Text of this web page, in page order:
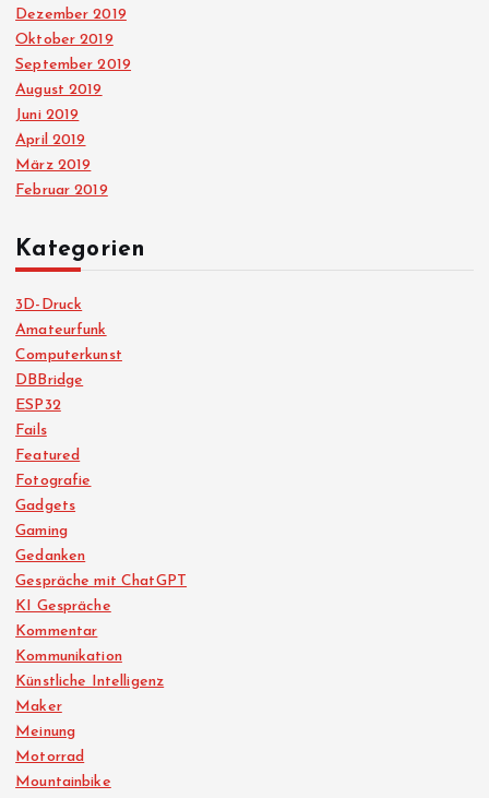
Dezember 2019
Oktober 2019
September 2019
August 2019
Juni 2019
April 2019
März 2019
Februar 2019
Kategorien
3D-Druck
Amateurfunk
Computerkunst
DBBridge
ESP32
Fails
Featured
Fotografie
Gadgets
Gaming
Gedanken
Gespräche mit ChatGPT
KI Gespräche
Kommentar
Kommunikation
Künstliche Intelligenz
Maker
Meinung
Motorrad
Mountainbike